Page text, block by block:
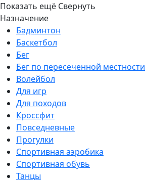
Показать ещё Свернуть
Назначение
Бадминтон
Баскетбол
Бег
Бег по пересеченной местности
Волейбол
Для игр
Для походов
Кроссфит
Повседневные
Прогулки
Спортивная аэробика
Спортивная обувь
Танцы